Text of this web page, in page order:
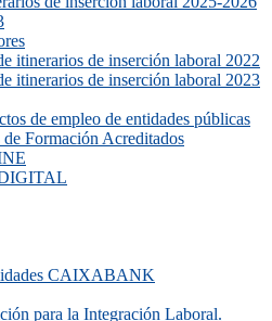
itinerarios de inserción laboral 2022
itinerarios de inserción laboral 2023
de empleo de entidades públicas
Formación Acreditados
CAIXABANK
para la Integración Laboral.